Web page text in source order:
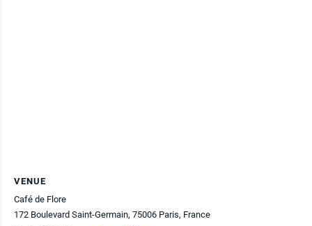
VENUE
Café de Flore
172 Boulevard Saint-Germain, 75006 Paris, France